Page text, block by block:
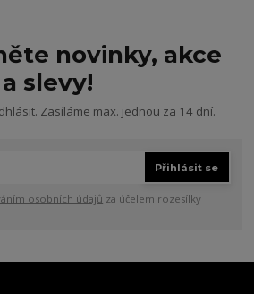
novinky, akce
a slevy!
Zasíláme max. jednou za 14 dní.
Přihlásit se
osobních údajů za účelem rozesílky